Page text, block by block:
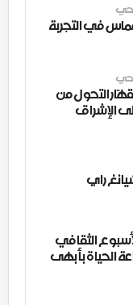
في التجربة
التحول من
الإشراق
راي
الثقافي
الحياة بأبهى